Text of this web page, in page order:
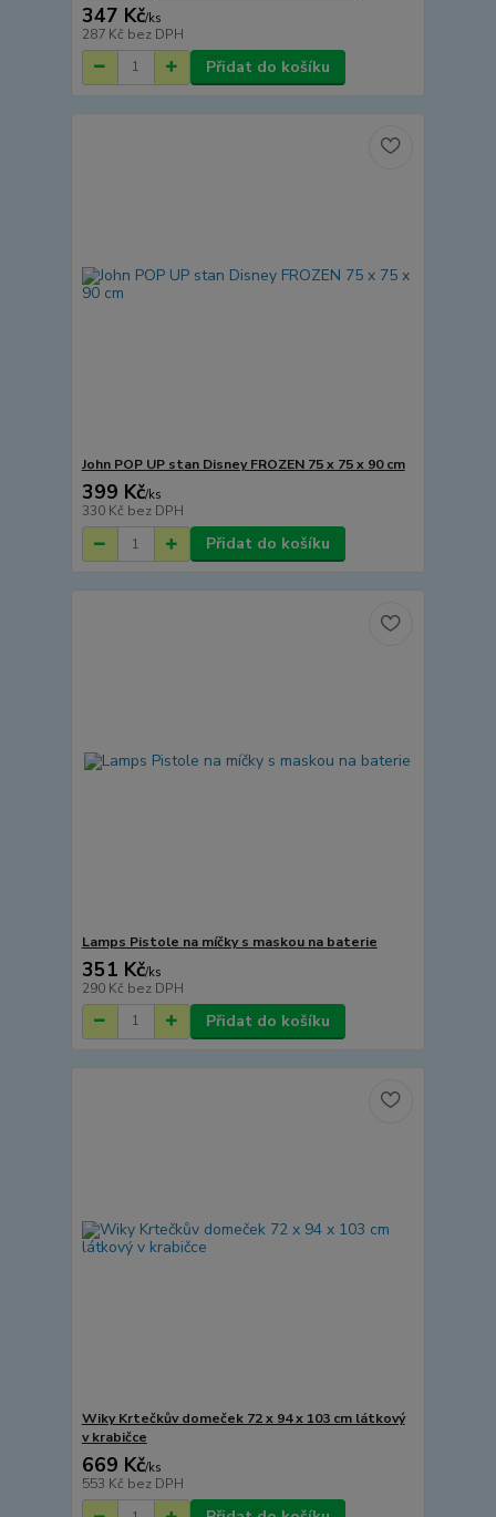
347 Kč/ks
287 Kč bez DPH
Přidat do košíku
John POP UP stan Disney FROZEN 75 x 75 x 90 cm
399 Kč/ks
330 Kč bez DPH
Přidat do košíku
Lamps Pistole na míčky s maskou na baterie
351 Kč/ks
290 Kč bez DPH
Přidat do košíku
Wiky Krtečkův domeček 72 x 94 x 103 cm látkový
v krabičce
669 Kč/ks
553 Kč bez DPH